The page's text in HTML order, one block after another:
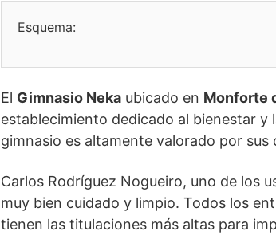
Esquema:
El Gimnasio Neka ubicado en Monforte
establecimiento dedicado al bienestar
gimnasio es altamente valorado por
Carlos Rodríguez Nogueiro, uno de los
muy bien cuidado y limpio. Todos los
tienen las titulaciones más altas para